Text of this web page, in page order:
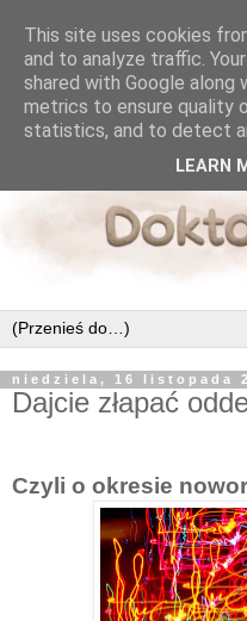
niedziela, 16 listopada
Dajcie złapać
Czyli o okresie
This site uses cookies
and to analyze traffic.
shared with Google
metrics to ensure quality
statistics, and to detect
LEARN